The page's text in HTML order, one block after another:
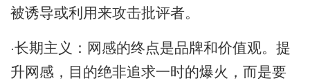
被诱导或利用来攻击批评者。
·长期主义：网感的终点是品牌和价值观。提
升网感，目的绝非追求一时的爆火，而是要